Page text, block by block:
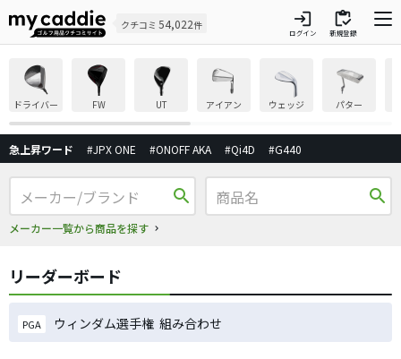
クチコミ 54,022件 login
ログイン
inventory
新規登録
ドライバー FW UT アイアン ウェッジ パター
急上昇ワード #JPX ONE #ONOFF AKA #Qi4D #G440
search
メーカー一覧から商品を探す
search
リーダーボード
PGA ウィンダム選手権 組み合わせ